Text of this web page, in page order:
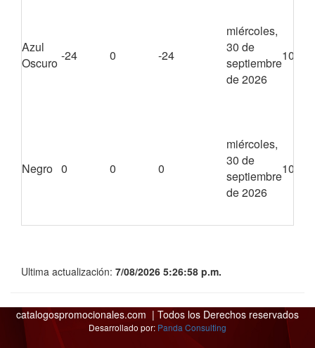
Azul
Oscuro -24 0 -24
miércoles,
30 de
septiembre
de 2026
1024
Negro 0 0 0
miércoles,
30 de
septiembre
de 2026
1024
Ultima actualización: 7/08/2026 5:26:58 p.m.
catalogospromocionales.com | Todos los Derechos reservados
Desarrollado por: Panda Consulting